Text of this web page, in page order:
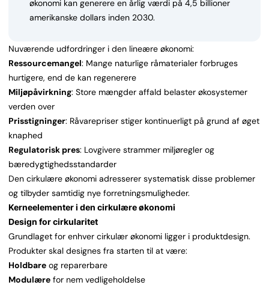
økonomi kan generere en årlig værdi på 4,5 billioner
amerikanske dollars inden 2030.
Nuværende udfordringer i den lineære økonomi:
Ressourcemangel: Mange naturlige råmaterialer forbruges
hurtigere, end de kan regenerere
Miljøpåvirkning: Store mængder affald belaster økosystemer
verden over
Prisstigninger: Råvarepriser stiger kontinuerligt på grund af øget
knaphed
Regulatorisk pres: Lovgivere strammer miljøregler og
bæredygtighedsstandarder
Den cirkulære økonomi adresserer systematisk disse problemer
og tilbyder samtidig nye forretningsmuligheder.
Kerneelementer i den cirkulære økonomi
Design for cirkularitet
Grundlaget for enhver cirkulær økonomi ligger i produktdesign.
Produkter skal designes fra starten til at være:
Holdbare og reparerbare
Modulære for nem vedligeholdelse